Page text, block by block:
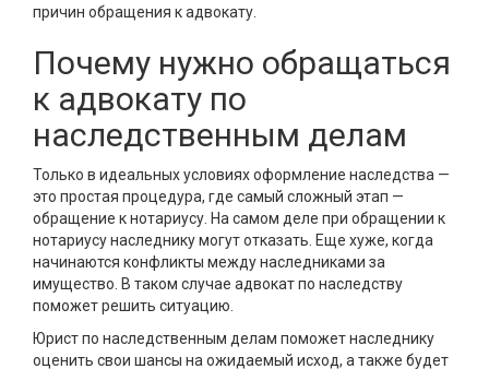
причин обращения к адвокату.
Почему нужно обращаться
к адвокату по
наследственным делам
Только в идеальных условиях оформление наследства —
это простая процедура, где самый сложный этап —
обращение к нотариусу. На самом деле при обращении к
нотариусу наследнику могут отказать. Еще хуже, когда
начинаются конфликты между наследниками за
имущество. В таком случае адвокат по наследству
поможет решить ситуацию.
Юрист по наследственным делам поможет наследнику
оценить свои шансы на ожидаемый исход, а также будет